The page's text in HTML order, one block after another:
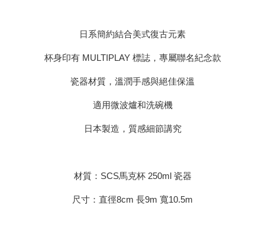
日系簡約結合美式復古元素
杯身印有 MULTIPLAY 標誌，專屬聯名紀念款
瓷器材質，溫潤手感與絕佳保溫
適用微波爐和洗碗機
日本製造，質感細節講究
材質：SCS馬克杯 250ml 瓷器
尺寸：直徑8cm 長9m 寬10.5m